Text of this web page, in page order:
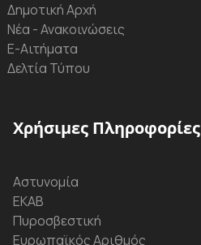
Δημοτική Αρχή
Νέα - Ανακοινώσεις
Ε-Αιτήματα
Δελτία Τύπου
Χρήσιμες Πληροφορίες
Αστυνομία
ΕΚΑΒ
Πυροσβεστική
Ευρωπαϊκός Αριθμός